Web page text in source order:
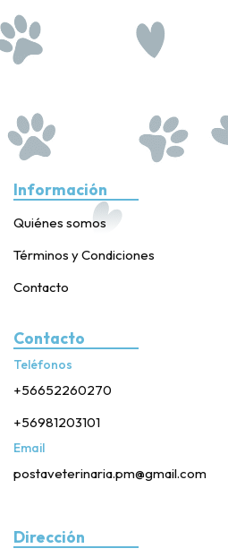
Información
Quiénes somos
Términos y Condiciones
Contacto
Contacto
Teléfonos
+56652260270
+56981203101
Email
postaveterinaria.pm@gmail.com
Dirección